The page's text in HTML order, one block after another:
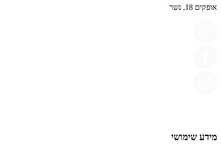
אופקים 18, נשר
מידע שימושי